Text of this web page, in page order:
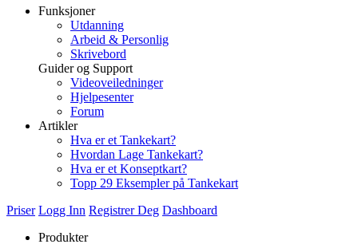
Funksjoner
Utdanning
Arbeid & Personlig
Skrivebord
Guider og Support
Videoveiledninger
Hjelpesenter
Forum
Artikler
Hva er et Tankekart?
Hvordan Lage Tankekart?
Hva er et Konseptkart?
Topp 29 Eksempler på Tankekart
Priser Logg Inn Registrer Deg Dashboard
Produkter